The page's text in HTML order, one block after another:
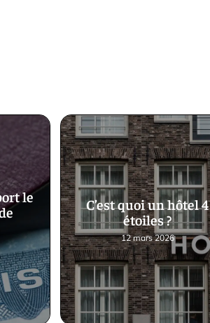
le
C’est quoi un hôtel 4
étoiles ?
12 mars 2026